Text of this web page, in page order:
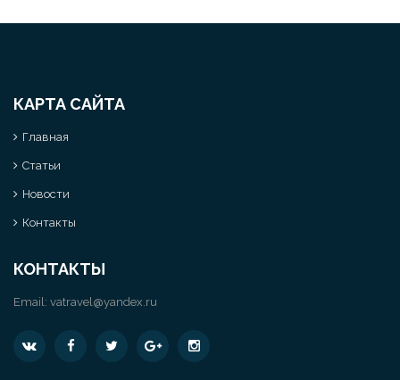
КАРТА САЙТА
Главная
Статьи
Новости
Контакты
КОНТАКТЫ
Email: vatravel@yandex.ru